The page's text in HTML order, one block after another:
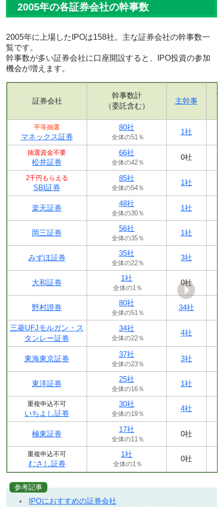
2005年の各証券会社の幹事数
2005年に上場したIPOは158社。主な証券会社の幹事数一
覧です。
幹事数が多い証券会社に口座開設すると、IPO投資の参加
機会が増えます。
証券会社
幹事数計
（委託含む）
主幹事
平等抽選
マネックス証券
80社
全体の51％
1社
抽選資金不要
松井証券
66社
全体の42％
0社
2千円もらえる
SBI証券
85社
全体の54％
1社
楽天証券
48社
全体の30％
1社
岡三証券
56社
全体の35％
1社
みずほ証券
35社
全体の22％
3社
大和証券
1社
全体の1％
0社
野村證券
80社
全体の51％
34社
三菱UFJモルガン・ス
タンレー証券
34社
全体の22％
4社
東海東京証券
37社
全体の23％
3社
東洋証券
25社
全体の16％
1社
重複申込不可
いちよし証券
30社
全体の19％
4社
極東証券
17社
全体の11％
0社
重複申込不可
むさし証券
1社
全体の1％
0社
参考記事
IPOにおすすめの証券会社